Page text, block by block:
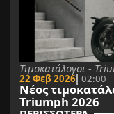
Τιμοκατάλογοι -
22 Φεβ 2026 02:00
Νέος
Triumph 2026